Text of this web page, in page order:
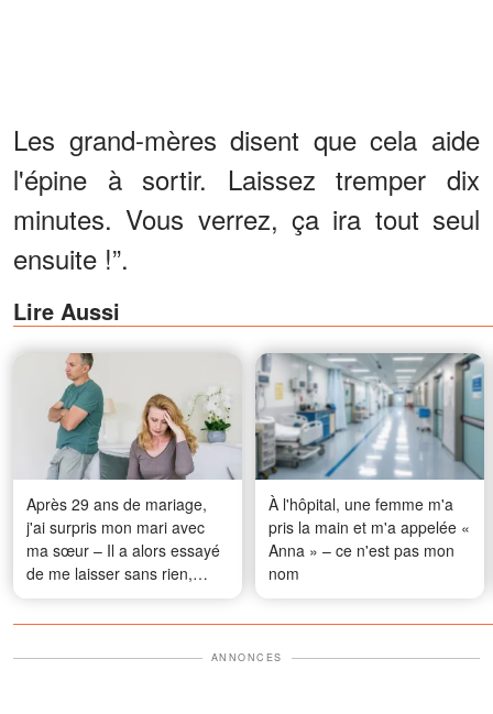
Les grand-mères disent que cela aide
l'épine à sortir. Laissez tremper dix
minutes. Vous verrez, ça ira tout seul
ensuite !”.
Lire Aussi
Après 29 ans de mariage,
j'ai surpris mon mari avec
ma sœur – Il a alors essayé
de me laisser sans rien,
mais j'ai présenté un
enregistrement à l'audience
bouche bée
À l'hôpital, une femme m'a
pris la main et m'a appelée «
Anna » – ce n'est pas mon
nom
ANNONCES